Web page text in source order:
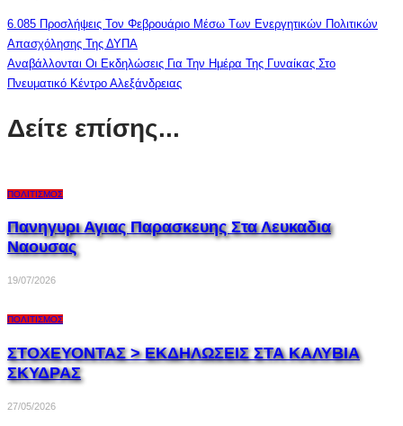
6.085 Προσλήψεις Τον Φεβρουάριο Μέσω Των Ενεργητικών Πολιτικών
Απασχόλησης Της ΔΥΠΑ
Αναβάλλονται Οι Εκδηλώσεις Για Την Ημέρα Της Γυναίκας Στο
Πνευματικό Κέντρο Αλεξάνδρειας
Δείτε επίσης...
ΠΟΛΙΤΙΣΜΌΣ
Πανηγυρι Αγιας Παρασκευης Στα Λευκαδια
Ναουσας
19/07/2026
ΠΟΛΙΤΙΣΜΌΣ
ΣΤΟΧΕΥΟΝΤΑΣ > ΕΚΔΗΛΩΣΕΙΣ ΣΤΑ ΚΑΛΥΒΙΑ
ΣΚΥΔΡΑΣ
27/05/2026